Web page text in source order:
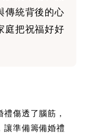
傳統背後的心
庭把祝福好好
傷透了腦筋，
讓準備籌備婚禮